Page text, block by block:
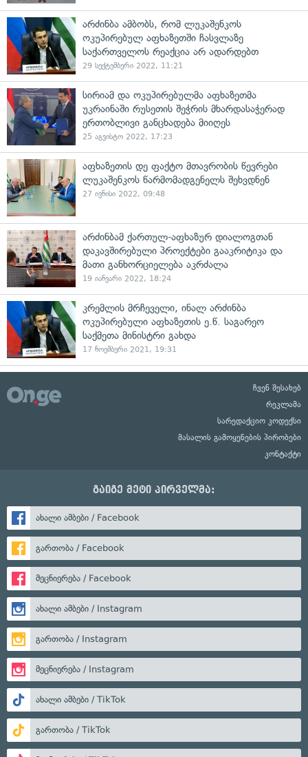
არძინბა ამბობს, რომ ლუკაშენკოს
ოკუპირებულ აფხაზეთში ჩასვლაზე
საქართველოს რეაქცია არ ადარდებთ
29 სექტემბერი 2022, 11:21
სირიამ და ოკუპირებულმა აფხაზეთმა
უკრაინაში რუსეთის შეჭრის მხარდასაჭერად
ერთობლივი განცხადება მიიღეს
25 აგვისტო 2022, 17:23
აფხაზეთის დე ფაქტო მთავრობის წევრები
ლუკაშენკოს წარმომადგენელს შეხვდნენ
27 ივნისი 2022, 09:48
არძინბამ ქართულ-აფხაზურ დიალოგთან
დაკავშირებული პროექტები გააკრიტიკა და
მათი განხორციელება აკრძალა
19 იანვარი 2022, 18:24
კრემლის მრჩეველი, ინალ არძინბა
ოკუპირებული აფხაზეთის ე.წ. საგარეო
საქმეთა მინისტრი გახდა
17 ნოემბერი 2021, 19:31
ჩვენ შესახებ
რეკლამა
სარედაქციო კოდექსი
მასალის გამოყენების პირობები
კონტაქტი
გაიგე მეტი პირველმა:
ახალი ამბები / Facebook
გართობა / Facebook
მეცნიერება / Facebook
ახალი ამბები / Instagram
გართობა / Instagram
მეცნიერება / Instagram
ახალი ამბები / TikTok
გართობა / TikTok